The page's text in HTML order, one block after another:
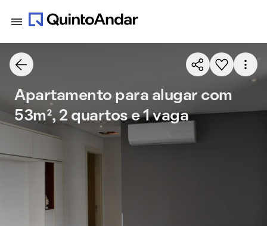
Apartamento para alugar com
53m², 2 quartos e 1 vaga